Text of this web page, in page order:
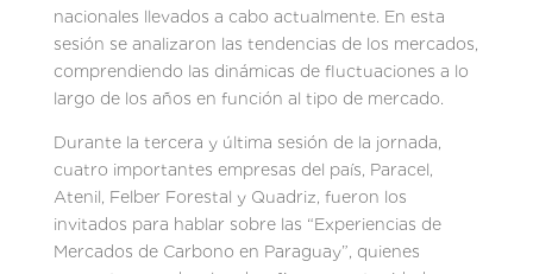
nacionales llevados a cabo actualmente. En esta
sesión se analizaron las tendencias de los mercados,
comprendiendo las dinámicas de fluctuaciones a lo
largo de los años en función al tipo de mercado.
Durante la tercera y última sesión de la jornada,
cuatro importantes empresas del país, Paracel,
Atenil, Felber Forestal y Quadriz, fueron los
invitados para hablar sobre las “Experiencias de
Mercados de Carbono en Paraguay”, quienes